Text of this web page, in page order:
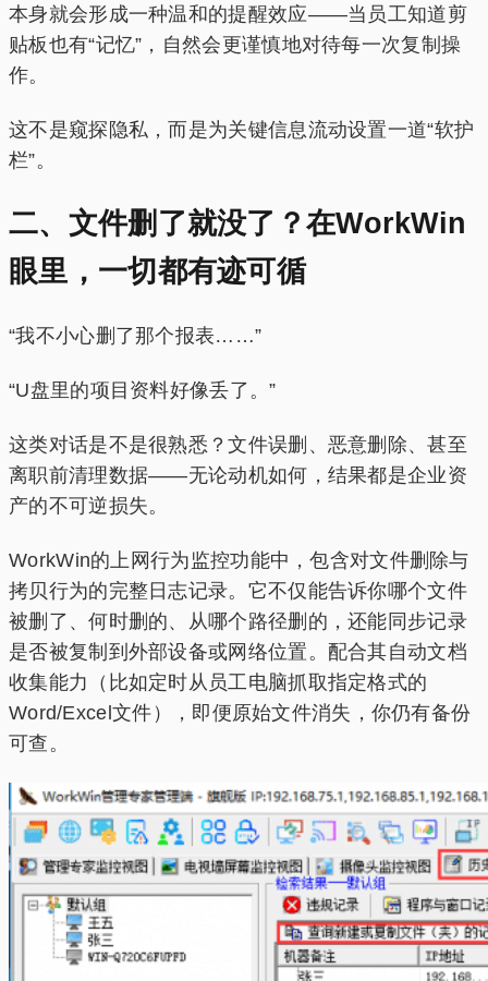
本身就会形成一种温和的提醒效应——当员工知道剪
贴板也有“记忆”，自然会更谨慎地对待每一次复制操
作。
这不是窥探隐私，而是为关键信息流动设置一道“软护
栏”。
二、文件删了就没了？在WorkWin
眼里，一切都有迹可循
“我不小心删了那个报表……”
“U盘里的项目资料好像丢了。”
这类对话是不是很熟悉？文件误删、恶意删除、甚至
离职前清理数据——无论动机如何，结果都是企业资
产的不可逆损失。
WorkWin的上网行为监控功能中，包含对文件删除与
拷贝行为的完整日志记录。它不仅能告诉你哪个文件
被删了、何时删的、从哪个路径删的，还能同步记录
是否被复制到外部设备或网络位置。配合其自动文档
收集能力（比如定时从员工电脑抓取指定格式的
Word/Excel文件），即便原始文件消失，你仍有备份
可查。